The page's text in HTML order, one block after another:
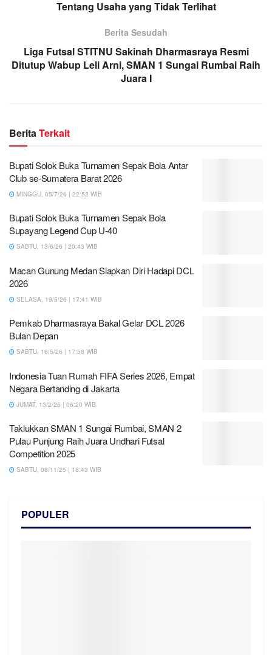
Tentang Usaha yang Tidak Terlihat
Berita Sesudah
Liga Futsal STITNU Sakinah Dharmasraya Resmi
Ditutup Wabup Leli Arni, SMAN 1 Sungai Rumbai Raih
Juara I
BeritaTerkait
Bupati Solok Buka Turnamen Sepak Bola Antar
Club se-Sumatera Barat 2026
MINGGU, 05/7/26 | 22:52 WIB
Bupati Solok Buka Turnamen Sepak Bola
Supayang Legend Cup U-40
SABTU, 13/6/26 | 20:43 WIB
Macan Gunung Medan Siapkan Diri Hadapi DCL
2026
SELASA, 19/5/26 | 17:41 WIB
Pemkab Dharmasraya Bakal Gelar DCL 2026
Bulan Depan
SABTU, 16/5/26 | 17:58 WIB
Indonesia Tuan Rumah FIFA Series 2026, Empat
Negara Bertanding di Jakarta
JUMAT, 13/2/26 | 06:20 WIB
Taklukkan SMAN 1 Sungai Rumbai, SMAN 2
Pulau Punjung Raih Juara Undhari Futsal
Competition 2025
SABTU, 08/11/25 | 18:43 WIB
POPULER